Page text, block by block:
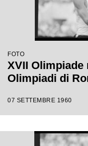
FOTO
XVII Olimpiade
Olimpiadi di
07 SETTEMBRE 1960